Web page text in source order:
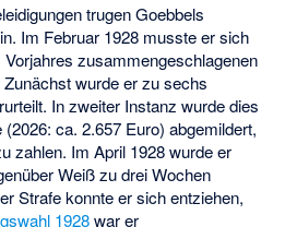
trugen Goebbels
Im Februar 1928 musste er sich
zusammengeschlagenen
wurde er zu sechs
In zweiter Instanz wurde dies
ca. 2.657 Euro) abgemildert,
zahlen. Im April 1928 wurde er
Weiß zu drei Wochen
Strafe konnte er sich entziehen,
1928war er